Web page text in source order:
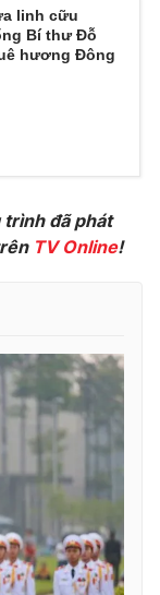
có sự chấp
phát hành lại
linh cữu
Bí thư Đỗ
hương Đông
trình đã phát
TV Online!